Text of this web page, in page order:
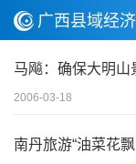
广西县域经
马飚：确保大明
2006-03-18
南丹旅游“油菜花